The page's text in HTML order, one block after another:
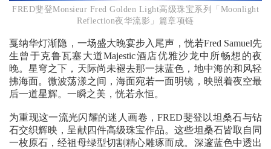
FRED斐登Monsieur Fred Golden Light高级珠宝系列「Moonlight
Reflection夜华流影」篇章项链
戛纳华灯渐隐，一场盛大晚宴步入尾声，恍若Fred Samuel先
生曾于克鲁瓦塞大道Majestic酒店优雅沙龙中所畅想的夜
晚。星穹之下，天际尚未褪去那一抹蓝色，地中海的和风轻
拂海面。微波荡漾之间，海面宛若一面明镜，映照着夜空最
后一道星辉。一瞬之美，恍若永恒。
为重现这一流光闪耀的迷人画卷，FRED斐登以坦桑石与钻
石交织辉映，呈献四件高级珠宝作品。这些坦桑石皆取自同
一枚原石，经祖母绿型切割精心雕琢而成。深邃蓝色中透出